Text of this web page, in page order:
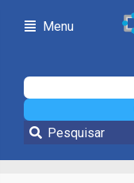
Menu
Notícias